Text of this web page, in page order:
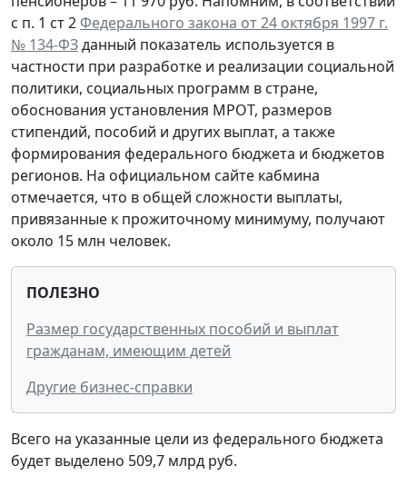
с п. 1 ст 2Федерального закона от 24 октября 1997 г.
№ 134-ФЗданный показатель используется в
частности при разработке и реализации социальной
политики, социальных программ в стране,
обоснования установления МРОТ, размеров
стипендий, пособий и других выплат, а также
формирования федерального бюджета и бюджетов
регионов. На официальном сайте кабмина
отмечается, что в общей сложности выплаты,
привязанные к прожиточному минимуму, получают
около 15 млн человек.
ПОЛЕЗНО
Размер государственных пособий и выплат
гражданам, имеющим детей
Другие бизнес-справки
Всего на указанные цели из федерального бюджета
будет выделено 509,7 млрд руб.